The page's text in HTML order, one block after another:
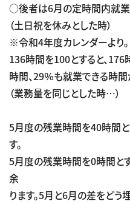
○後者は6月の定時間内就業
（土日祝を休みとした時）
※令和4年度カレンダーより。
136時間を100とすると、
時間、29％も就業できる時間
（業務量を同じとした時…）
5月度の残業時間を40時間
す。
5月度の残業時間を0時間と
余
ります。5月と6月の差をどう